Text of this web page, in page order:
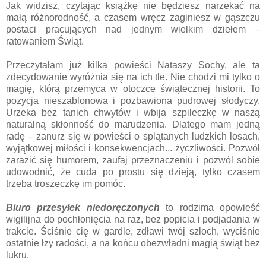
Jak widzisz, czytając książkę nie będziesz narzekać na
małą różnorodność, a czasem wręcz zaginiesz w gąszczu
postaci pracujących nad jednym wielkim dziełem –
ratowaniem Świąt.
Przeczytałam już kilka powieści Nataszy Sochy, ale ta
zdecydowanie wyróżnia się na ich tle. Nie chodzi mi tylko o
magię, którą przemyca w otoczce świątecznej historii. To
pozycja nieszablonowa i pozbawiona pudrowej słodyczy.
Urzeka bez tanich chwytów i wbija szpileczkę w naszą
naturalną skłonność do marudzenia. Dlatego mam jedną
radę – zanurz się w powieści o splątanych ludzkich losach,
wyjątkowej miłości i konsekwencjach... życzliwości. Pozwól
zarazić się humorem, zaufaj przeznaczeniu i pozwól sobie
udowodnić, że cuda po prostu się dzieją, tylko czasem
trzeba troszeczkę im pomóc.
Biuro przesyłek niedoręczonych to rodzima opowieść
wigilijna do pochłonięcia na raz, bez popicia i podjadania w
trakcie. Ściśnie cię w gardle, zdławi twój szloch, wyciśnie
ostatnie łzy radości, a na końcu obezwładni magią świąt bez
lukru.